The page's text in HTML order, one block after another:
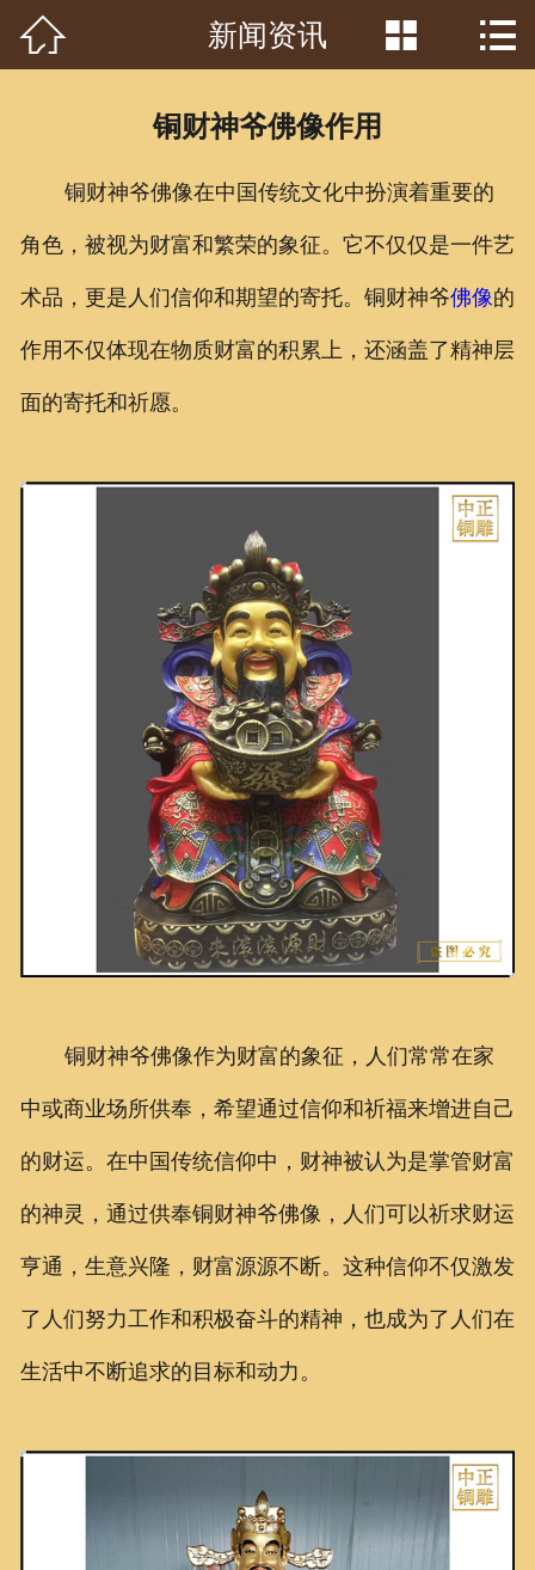
首页
常识问答
 新闻资讯  
铜财神爷佛像作用
铜财神爷佛像在中国传统文化中扮演着重要的
角色，被视为财富和繁荣的象征。它不仅仅是一件艺
术品，更是人们信仰和期望的寄托。铜财神爷佛像的
作用不仅体现在物质财富的积累上，还涵盖了精神层
面的寄托和祈愿。
铜财神爷佛像作为财富的象征，人们常常在家
中或商业场所供奉，希望通过信仰和祈福来增进自己
的财运。在中国传统信仰中，财神被认为是掌管财富
的神灵，通过供奉铜财神爷佛像，人们可以祈求财运
亨通，生意兴隆，财富源源不断。这种信仰不仅激发
了人们努力工作和积极奋斗的精神，也成为了人们在
生活中不断追求的目标和动力。